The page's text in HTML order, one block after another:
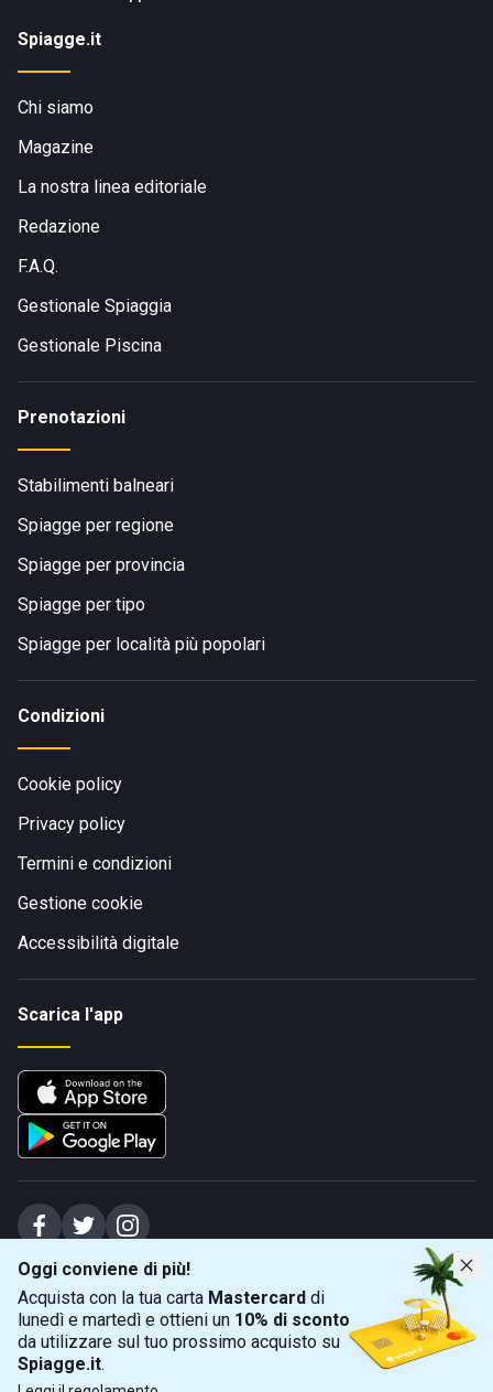
Oggi conviene di più!
Acquista con la tua carta Mastercard di
lunedì e martedì e ottieni un 10% di sconto
da utilizzare sul tuo prossimo acquisto su
Spiagge.it.
Spiagge.it
Chi siamo
Magazine
La nostra linea editoriale
Redazione
F.A.Q.
Gestionale Spiaggia
Gestionale Piscina
Prenotazioni
Stabilimenti balneari
Spiagge per regione
Spiagge per provincia
Spiagge per tipo
Spiagge per località più popolari
Condizioni
Cookie policy
Privacy policy
Termini e condizioni
Gestione cookie
Accessibilità digitale
Scarica l'app
Spiagge Srl - Sede legale: Via Marecchiese 48, 47923 Rimini (RN), IT -
capitale sociale Euro 31245,57 - Iscritta al registro delle imprese di Rimini
Sede operativa: Via Flaminia 180, 47924 Rimini (RN), IT
+39 0541 772375
info@spiagge.it - p.i./c.f. 04536640404
© 2026 Spiagge Srl. Tutti i diritti riservati.